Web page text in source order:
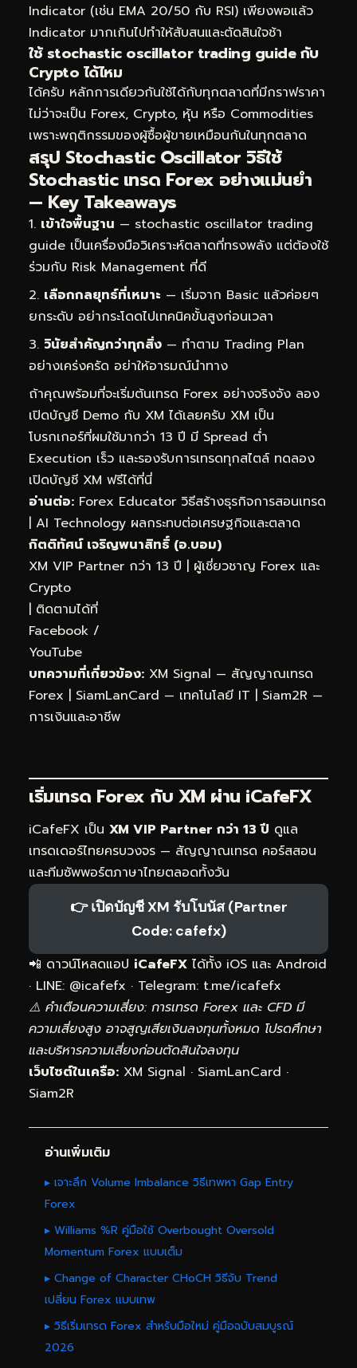
Indicator (เช่น EMA 20/50 กับ RSI) เพียงพอแล้ว
Indicator มากเกินไปทำให้สับสนและตัดสินใจช้า
ใช้ stochastic oscillator trading guide กับ
Crypto ได้ไหม
ได้ครับ หลักการเดียวกันใช้ได้กับทุกตลาดที่มีกราฟราคา
ไม่ว่าจะเป็น Forex, Crypto, หุ้น หรือ Commodities
เพราะพฤติกรรมของผู้ซื้อผู้ขายเหมือนกันในทุกตลาด
สรุป Stochastic Oscillator วิธีใช้
Stochastic เทรด Forex อย่างแม่นยำ
— Key Takeaways
เข้าใจพื้นฐาน — stochastic oscillator trading
guide เป็นเครื่องมือวิเคราะห์ตลาดที่ทรงพลัง แต่ต้องใช้
ร่วมกับ Risk Management ที่ดี
เลือกกลยุทธ์ที่เหมาะ — เริ่มจาก Basic แล้วค่อยๆ
ยกระดับ อย่ากระโดดไปเทคนิคขั้นสูงก่อนเวลา
วินัยสำคัญกว่าทุกสิ่ง — ทำตาม Trading Plan
อย่างเคร่งครัด อย่าให้อารมณ์นำทาง
ถ้าคุณพร้อมที่จะเริ่มต้นเทรด Forex อย่างจริงจัง ลอง
เปิดบัญชี Demo กับ XM ได้เลยครับ XM เป็น
โบรกเกอร์ที่ผมใช้มากว่า 13 ปี มี Spread ต่ำ
Execution เร็ว และรองรับการเทรดทุกสไตล์ ทดลอง
เปิดบัญชี XM ฟรีได้ที่นี่
อ่านต่อ: Forex Educator วิธีสร้างธุรกิจการสอนเทรด
| AI Technology ผลกระทบต่อเศรษฐกิจและตลาด
กิตติทัศน์ เจริญพนาสิทธิ์ (อ.บอม)
XM VIP Partner กว่า 13 ปี | ผู้เชี่ยวชาญ Forex และ
Crypto
| ติดตามได้ที่
Facebook /
YouTube
บทความที่เกี่ยวข้อง: XM Signal — สัญญาณเทรด
Forex | SiamLanCard — เทคโนโลยี IT | Siam2R —
การเงินและอาชีพ
เริ่มเทรด Forex กับ XM ผ่าน iCafeFX
iCafeFX เป็น XM VIP Partner กว่า 13 ปี ดูแล
เทรดเดอร์ไทยครบวงจร — สัญญาณเทรด คอร์สสอน
และทีมซัพพอร์ตภาษาไทยตลอดทั้งวัน
👉 เปิดบัญชี XM รับโบนัส (Partner
Code: cafefx)
📲 ดาวน์โหลดแอป iCafeFX ได้ทั้ง iOS และ Android
· LINE: @icafefx · Telegram: t.me/icafefx
⚠️ คำเตือนความเสี่ยง: การเทรด Forex และ CFD มี
ความเสี่ยงสูง อาจสูญเสียเงินลงทุนทั้งหมด โปรดศึกษา
และบริหารความเสี่ยงก่อนตัดสินใจลงทุน
เว็บไซต์ในเครือ: XM Signal · SiamLanCard ·
Siam2R
อ่านเพิ่มเติม
▸ เจาะลึก Volume Imbalance วิธีเทพหา Gap Entry
Forex
▸ Williams %R คู่มือใช้ Overbought Oversold
Momentum Forex แบบเต็ม
▸ Change of Character CHoCH วิธีจับ Trend
เปลี่ยน Forex แบบเทพ
▸ วิธีเริ่มเทรด Forex สำหรับมือใหม่ คู่มือฉบับสมบูรณ์
2026